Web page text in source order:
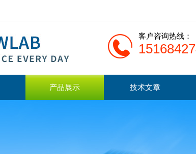
客户咨询热线：
产品展示 技术文章